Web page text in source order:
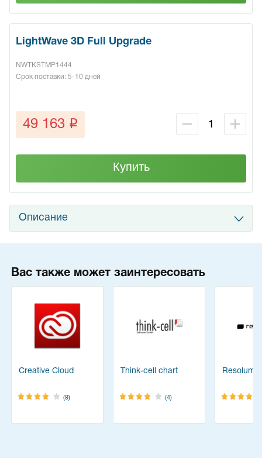
LightWave 3D Full Upgrade
NWTKSTMP1444
Срок поставки: 5-10 дней
49 163 q
Купить
Описание
Вас также может заинтересовать
Creative Cloud
(9)
Think-cell chart
(4)
Resolume